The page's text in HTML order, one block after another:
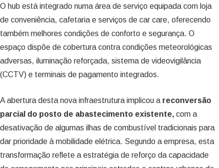
O hub está integrado numa área de serviço equipada com loja
de conveniência, cafetaria e serviços de car care, oferecendo
também melhores condições de conforto e segurança. O
espaço dispõe de cobertura contra condições meteorológicas
adversas, iluminação reforçada, sistema de videovigilância
(CCTV) e terminais de pagamento integrados.
A abertura desta nova infraestrutura implicou a reconversão
parcial do posto de abastecimento existente, com a
desativação de algumas ilhas de combustível tradicionais para
dar prioridade à mobilidade elétrica. Segundo a empresa, esta
transformação reflete a estratégia de reforço da capacidade